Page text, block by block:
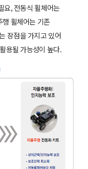
요, 전동식 휠체어는
휠체어는 기존
장점을 가지고 있어
용될 가능성이 높다.